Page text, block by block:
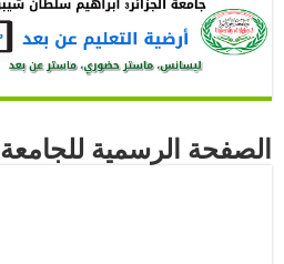
الصفحة الرسمية للجامعة